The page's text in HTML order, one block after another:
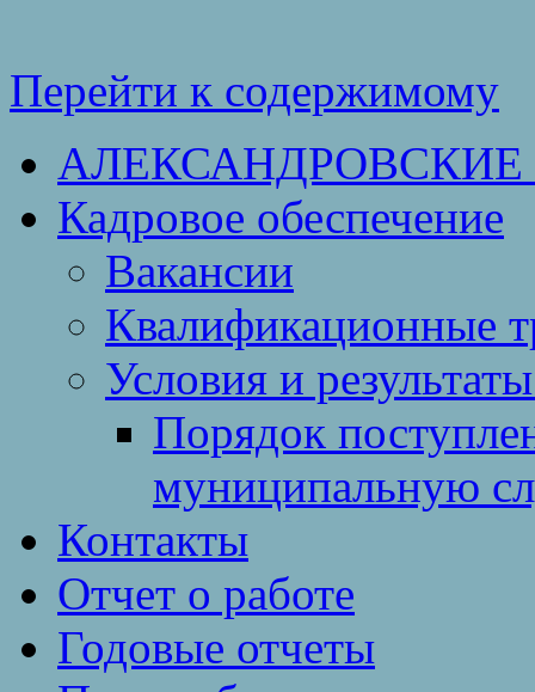
Перейти к содержимому
АЛЕКСАНДРОВСКИЕ
Кадровое обеспечение
Вакансии
Квалификационные
Условия и
Порядок
муниципальную
Контакты
Отчет о работе
Годовые отчеты